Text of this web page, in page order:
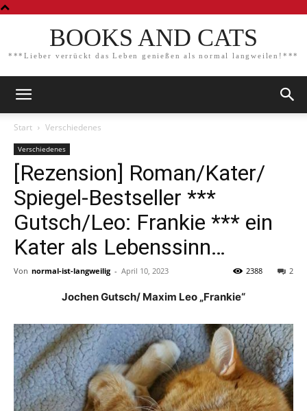
BOOKS AND CATS
***Lieber verrückt das Leben genießen als normal langweilen!***
Start Verschiedenes
Verschiedenes
[Rezension] Roman/Kater/
Spiegel-Bestseller ***
Gutsch/Leo: Frankie *** ein
Kater als Lebenssinn…
Von normal-ist-langweilig - April 10, 2023 2
2388
Jochen Gutsch/ Maxim Leo „Frankie“